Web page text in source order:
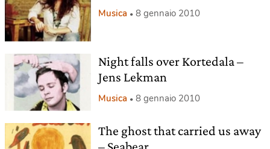
Musica 8 gennaio 2010
Night falls over Kortedala –
Jens Lekman
Musica 8 gennaio 2010
The ghost that carried us away